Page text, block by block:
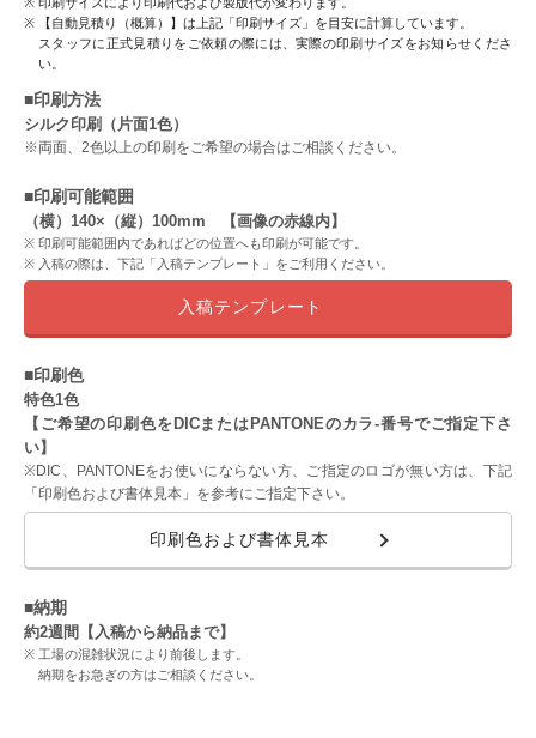
【自動見積り（概算）】は上記「印刷サイズ」を目安に計算しています。
スタッフに正式見積りをご依頼の際には、実際の印刷サイズをお知らせくださ
い。
■印刷方法
シルク印刷（片面1色）
※両面、2色以上の印刷をご希望の場合はご相談ください。
■印刷可能範囲
（横）140×（縦）100mm 【画像の赤線内】
印刷可能範囲内であればどの位置へも印刷が可能です。
入稿の際は、下記「入稿テンプレート」をご利用ください。
入稿テンプレート
■印刷色
特色1色
【ご希望の印刷色をDICまたはPANTONEのカラ-番号でご指定下さ
い】
※DIC、PANTONEをお使いにならない方、ご指定のロゴが無い方は、下記
「印刷色および書体見本」を参考にご指定下さい。
印刷色および書体見本
■納期
約2週間【入稿から納品まで】
工場の混雑状況により前後します。
納期をお急ぎの方はご相談ください。